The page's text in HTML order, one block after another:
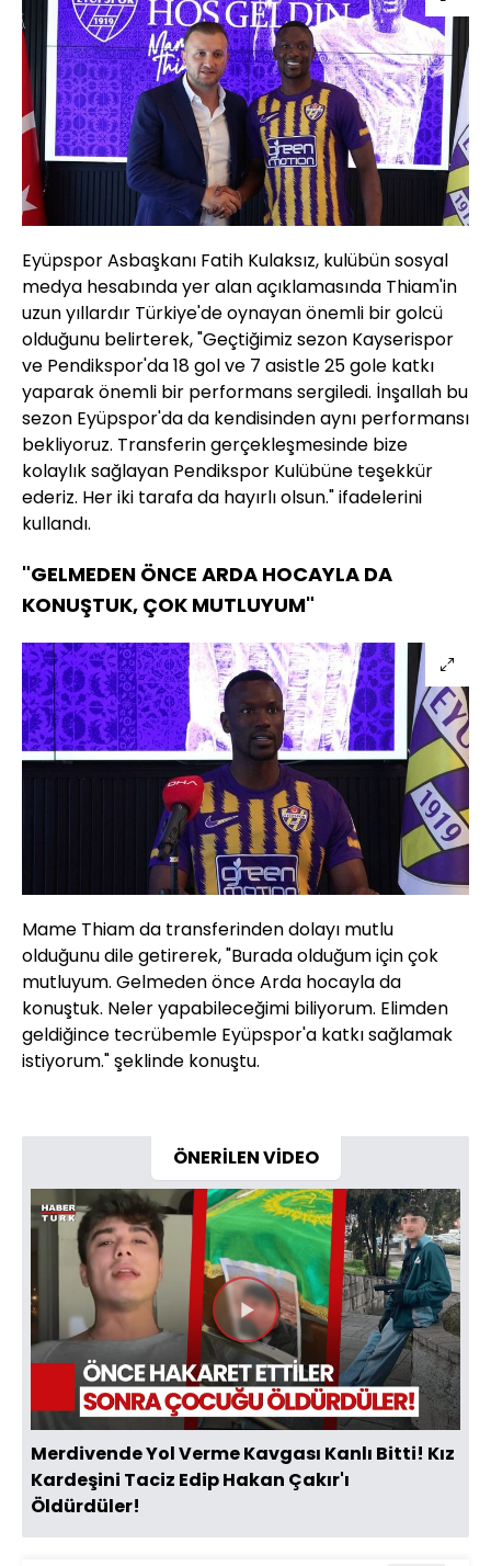
Eyüpspor Asbaşkanı Fatih Kulaksız, kulübün sosyal
medya hesabında yer alan açıklamasında Thiam'in
uzun yıllardır Türkiye'de oynayan önemli bir golcü
olduğunu belirterek, "Geçtiğimiz sezon Kayserispor
ve Pendikspor'da 18 gol ve 7 asistle 25 gole katkı
yaparak önemli bir performans sergiledi. İnşallah bu
sezon Eyüpspor'da da kendisinden aynı performansı
bekliyoruz. Transferin gerçekleşmesinde bize
kolaylık sağlayan Pendikspor Kulübüne teşekkür
ederiz. Her iki tarafa da hayırlı olsun." ifadelerini
kullandı.
"GELMEDEN ÖNCE ARDA HOCAYLA DA
KONUŞTUK, ÇOK MUTLUYUM"
Mame Thiam da transferinden dolayı mutlu
olduğunu dile getirerek, "Burada olduğum için çok
mutluyum. Gelmeden önce Arda hocayla da
konuştuk. Neler yapabileceğimi biliyorum. Elimden
geldiğince tecrübemle Eyüpspor'a katkı sağlamak
istiyorum." şeklinde konuştu.
ÖNERİLEN VİDEO
Videoyu
Oynat
Merdivende Yol Verme Kavgası Kanlı Bitti! Kız
Kardeşini Taciz Edip Hakan Çakır'ı
Öldürdüler!